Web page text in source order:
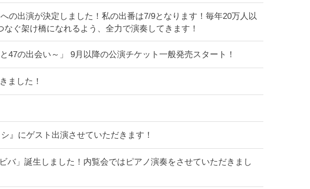
の出演が決定しました！私の出番は7/9となります！毎年20万人以
ぐ架け橋になれるよう、全力で演奏してきます！
47の出会い～」 9月以降の公演チケット一般発売スタート！
ました！
』にゲスト出演させていただきます！
バ」誕生しました！内覧会ではピアノ演奏をさせていただきまし